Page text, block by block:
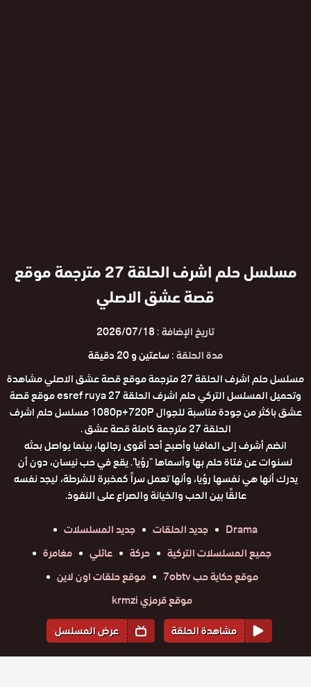
مسلسل حلم اشرف الحلقة 27 مترجمة موقع
قصة عشق الاصلي
تاريخ الإضافة :2026/07/18
مدة الحلقة :ساعتين و 20 دقيقة
مسلسل حلم اشرف الحلقة 27 مترجمة موقع قصة عشق الاصلي مشاهدة
وتحميل المسلسل التركي حلم اشرف الحلقة 27 esref ruya موقع قصة
عشق باكثر من جودة مناسبة للجوال 1080p+720P مسلسل حلم اشرف
الحلقة 27 مترجمة كاملة قصة عشق .
انضم أشرف إلى المافيا وأصبح أحد أقوى رجالها، بينما يواصل بحثه
لسنوات عن فتاة حلم بها وأسماها "رؤيا". يقع في حب نيسان، دون أن
يدرك أنها هي نفسها رؤيا، وأنها تعمل سراً كمخبرة للشرطة، ليجد نفسه
عالقًا بين الحب والخيانة والصراع على النفوذ.
Drama
جديد الحلقات
جديد المسلسلات
جميع المسلسلات التركية
حركة عائلي
مغامرة
موقع حكاية حب 7obtv
موقع حلقات اون لاين
موقع قرمزي krmzi
مشاهدة الحلقة
عرض المسلسل